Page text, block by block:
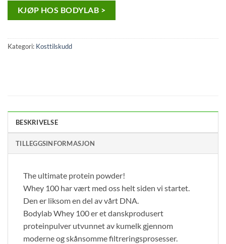
KJØP HOS BODYLAB >
Kategori: Kosttilskudd
BESKRIVELSE
TILLEGGSINFORMASJON
The ultimate protein powder!
Whey 100 har vært med oss helt siden vi startet.
Den er liksom en del av vårt DNA.
Bodylab Whey 100 er et danskprodusert
proteinpulver utvunnet av kumelk gjennom
moderne og skånsomme filtreringsprosesser.